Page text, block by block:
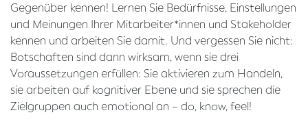
Gegenüber kennen! Lernen Sie Bedürfnisse, Einstellungen
und Meinungen Ihrer Mitarbeiter*innen und Stakeholder
kennen und arbeiten Sie damit. Und vergessen Sie nicht:
Botschaften sind dann wirksam, wenn sie drei
Voraussetzungen erfüllen: Sie aktivieren zum Handeln,
sie arbeiten auf kognitiver Ebene und sie sprechen die
Zielgruppen auch emotional an – do, know, feel!